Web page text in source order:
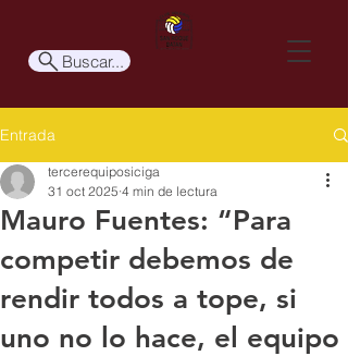
Buscar...
Entrada
Mauro Fuentes: “Para
competir debemos de
rendir todos a tope, si
uno no lo hace, el equipo
tercerequiposiciga
31 oct 2025 4 min de lectura